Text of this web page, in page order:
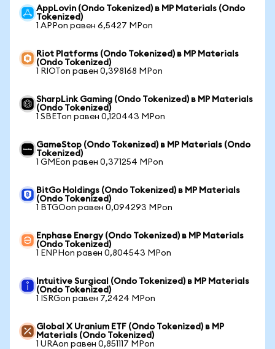
AppLovin (Ondo Tokenized) в MP Materials (Ondo
Tokenized)
1 APPon равен 6,5427 MPon
Riot Platforms (Ondo Tokenized) в MP Materials
(Ondo Tokenized)
1 RIOTon равен 0,398168 MPon
SharpLink Gaming (Ondo Tokenized) в MP Materials
(Ondo Tokenized)
1 SBETon равен 0,120443 MPon
GameStop (Ondo Tokenized) в MP Materials (Ondo
Tokenized)
1 GMEon равен 0,371254 MPon
BitGo Holdings (Ondo Tokenized) в MP Materials
(Ondo Tokenized)
1 BTGOon равен 0,094293 MPon
Enphase Energy (Ondo Tokenized) в MP Materials
(Ondo Tokenized)
1 ENPHon равен 0,804543 MPon
Intuitive Surgical (Ondo Tokenized) в MP Materials
(Ondo Tokenized)
1 ISRGon равен 7,2424 MPon
Global X Uranium ETF (Ondo Tokenized) в MP
Materials (Ondo Tokenized)
1 URAon равен 0,851117 MPon